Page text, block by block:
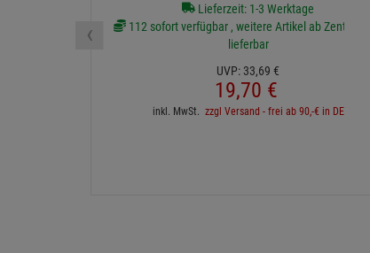
Lieferzeit: 1-3 Werktage
112 sofort verfügbar , weitere Artikel ab
lieferbar
UVP: 33,69 €
19,70 €
inkl. MwSt. zzgl Versand - frei ab 90,-€ in DE
‹